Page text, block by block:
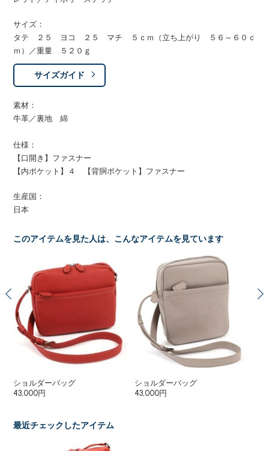
サイズ：
タテ ２５ ヨコ ２５ マチ ５ｃｍ（立ち上がり ５６～６０ｃ
ｍ）／重量 ５２０ｇ
サイズガイド
素材：
牛革／裏地 綿
仕様：
【口開き】ファスナー
【内ポケット】４ 【背胴ポケット】ファスナー
生産国：
日本
このアイテムを見た人は、こんなアイテムを見ています
ショルダーバッグ
43,000円
ショルダーバッグ
43,000円
最近チェックしたアイテム